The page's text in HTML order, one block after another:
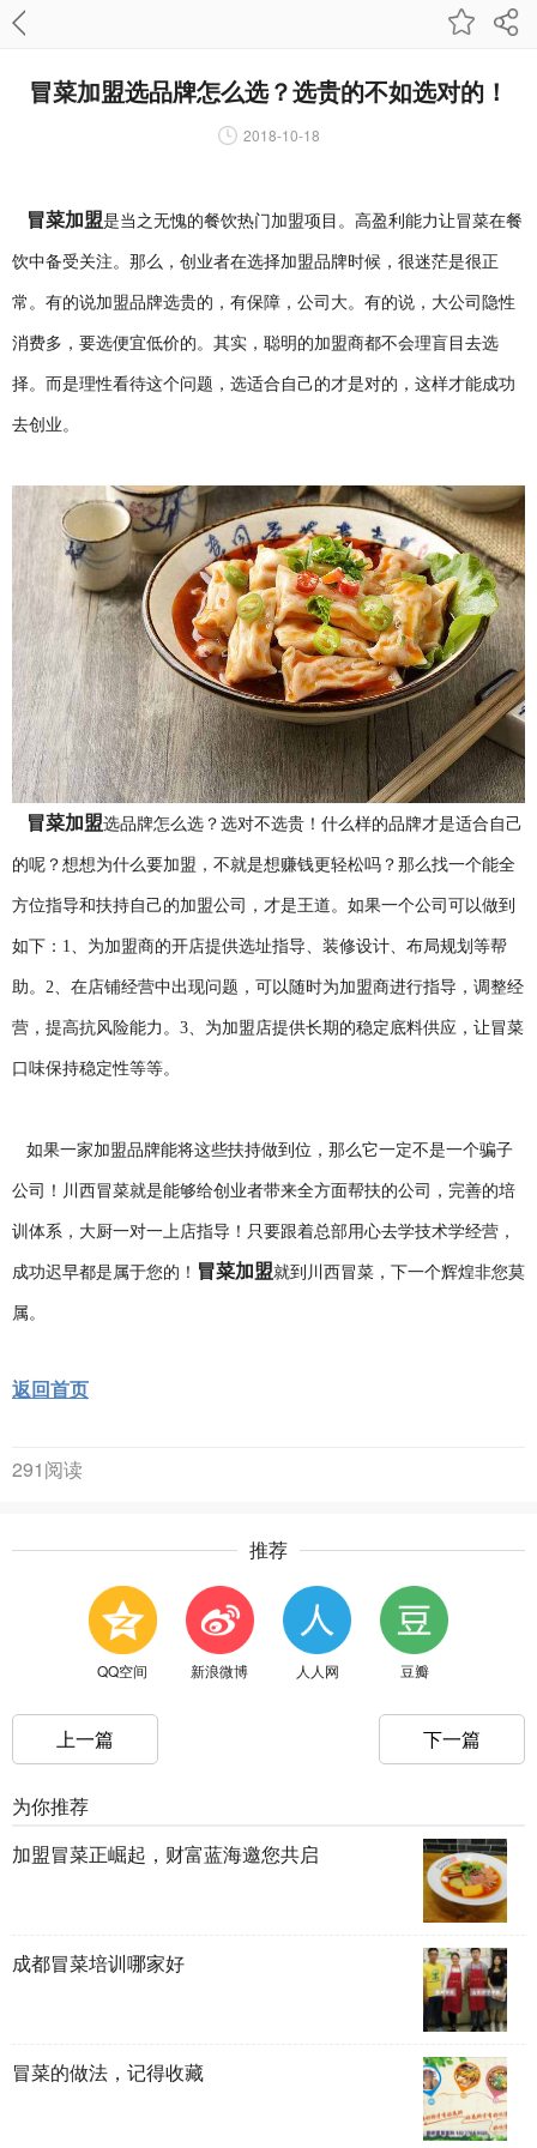
冒菜加盟选品牌怎么选？选贵的不如选对的！
2018-10-18
冒菜加盟是当之无愧的餐饮热门加盟项目。高盈利能力让冒菜在餐
饮中备受关注。那么，创业者在选择加盟品牌时候，很迷茫是很正
常。有的说加盟品牌选贵的，有保障，公司大。有的说，大公司隐性
消费多，要选便宜低价的。其实，聪明的加盟商都不会理盲目去选
择。而是理性看待这个问题，选适合自己的才是对的，这样才能成功
去创业。
冒菜加盟选品牌怎么选？选对不选贵！什么样的品牌才是适合自己
的呢？想想为什么要加盟，不就是想赚钱更轻松吗？那么找一个能全
方位指导和扶持自己的加盟公司，才是王道。如果一个公司可以做到
如下：1、为加盟商的开店提供选址指导、装修设计、布局规划等帮
助。2、在店铺经营中出现问题，可以随时为加盟商进行指导，调整经
营，提高抗风险能力。3、为加盟店提供长期的稳定底料供应，让冒菜
口味保持稳定性等等。
如果一家加盟品牌能将这些扶持做到位，那么它一定不是一个骗子
公司！川西冒菜就是能够给创业者带来全方面帮扶的公司，完善的培
训体系，大厨一对一上店指导！只要跟着总部用心去学技术学经营，
成功迟早都是属于您的！ 冒菜加盟就到川西冒菜，下一个辉煌非您莫
属。
返回首页
291阅读
推荐
QQ空间 新浪微博 人人网 豆瓣
上一篇 下一篇
为你推荐
加盟冒菜正崛起，财富蓝海邀您共启
成都冒菜培训哪家好
冒菜的做法，记得收藏